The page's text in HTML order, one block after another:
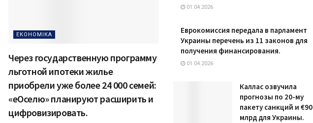
ЕКОНОМІКА
Через государственную программу
льготной ипотеки жилье
приобрели уже более 24 000 семей:
«еОселю» планируют расширить и
цифровизировать.
01.04.2026
Еврокомиссия передала в парламент
Украины перечень из 11 законов для
получения финансирования.
01.04.2026
Каллас озвучила
прогнозы по 20-му
пакету санкций и €90
млрд для Украины.